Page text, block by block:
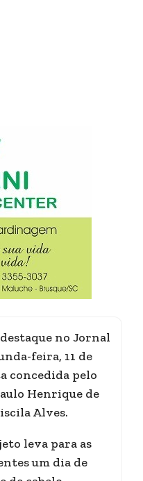
no Jornal
feira, 11 de
concedida pelo
Henrique de
Alves.
leva para as
um dia de